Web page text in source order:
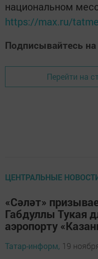
национальном
https://max.ru/
Подписывайтесь
Перейти на
ЦЕНТРАЛЬНЫЕ
«Сәләт»
Габдуллы Тукая
аэропорту
Татар-информ, 19